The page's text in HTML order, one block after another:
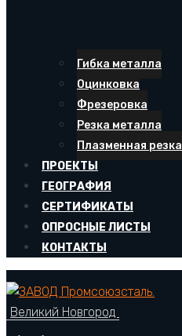
Гибка металла
Оцинковка
Фрезеровка
Резка металла
Плазменная резка
ПРОЕКТЫ
ГЕОГРАФИЯ
СЕРТИФИКАТЫ
ОПРОСНЫЕ ЛИСТЫ
КОНТАКТЫ
Великий Новгород